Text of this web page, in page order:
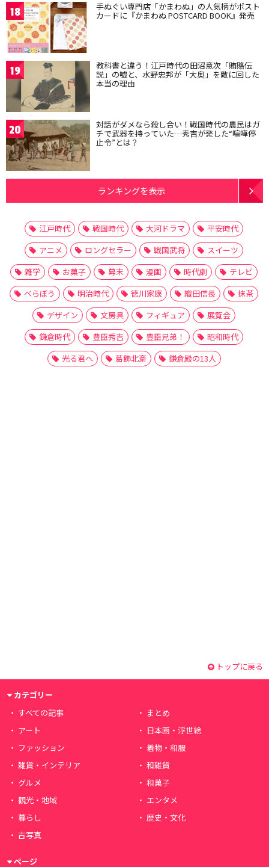
18 手ぬぐい専門店「かまわぬ」の人気柄がポスト
カードに『かまわぬ POSTCARD BOOK』発売
19 教科書と違う！江戸時代の田沼意次「賄賂伝
説」の嘘と、水野忠邦が「大奥」を敵に回した
本当の理由
20 対話がダメなら殺し合い！戦国時代の農民はガ
チで武器を持っていた…秀吉が発した“喧嘩停
止令”とは？
ランキングを表示
江戸時代 戦国時代 大河ドラマ
平安時代
アニメ
ロングセラー 戦国武将
スイーツ
雑学
お菓子 幕末 漫画 時代劇
テレビ
べらぼう
明治時代 徳川家康 織田信長
抹茶
デザイン
文房具 フィギュア
展覧会
鎌倉時代
豊臣秀吉 豊臣兄弟！
昭和時代
光る君へ
葛飾北斎 鎌倉殿の13人
トップに戻る
カテゴリー
すべての記事
まとめ
アート
日本画・浮世絵
ファッション
着物・和服
雑貨・インテリア
和雑貨
グルメ
和菓子
観光・地域
エンタメ
暮らし
歴史・文化
古写真
ページ